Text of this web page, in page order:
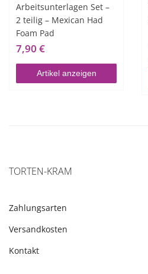
Arbeitsunterlagen Set –
2 teilig – Mexican Had
Foam Pad
7,90 €
Artikel anzeigen
TORTEN-KRAM
Zahlungsarten
Versandkosten
Kontakt